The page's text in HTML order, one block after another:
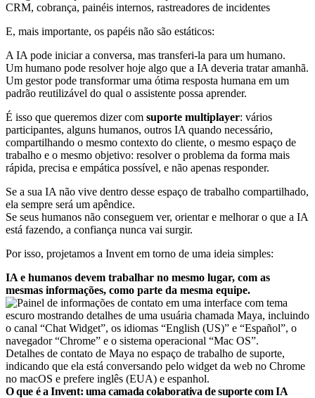
CRM, cobrança, painéis internos, rastreadores de incidentes
E, mais importante, os papéis não são estáticos:
A IA pode iniciar a conversa, mas transferi-la para um humano.
Um humano pode resolver hoje algo que a IA deveria tratar amanhã.
Um gestor pode transformar uma ótima resposta humana em um
padrão reutilizável do qual o assistente possa aprender.
É isso que queremos dizer com suporte multiplayer: vários
participantes, alguns humanos, outros IA quando necessário,
compartilhando o mesmo contexto do cliente, o mesmo espaço de
trabalho e o mesmo objetivo: resolver o problema da forma mais
rápida, precisa e empática possível, e não apenas responder.
Se a sua IA não vive dentro desse espaço de trabalho compartilhado,
ela sempre será um apêndice.
Se seus humanos não conseguem ver, orientar e melhorar o que a IA
está fazendo, a confiança nunca vai surgir.
Por isso, projetamos a Invent em torno de uma ideia simples:
IA e humanos devem trabalhar no mesmo lugar, com as
mesmas informações, como parte da mesma equipe.
Detalhes de contato de Maya no espaço de trabalho de suporte,
indicando que ela está conversando pelo widget da web no Chrome
no macOS e prefere inglês (EUA) e espanhol.
O que é a Invent: uma camada colaborativa de suporte com IA